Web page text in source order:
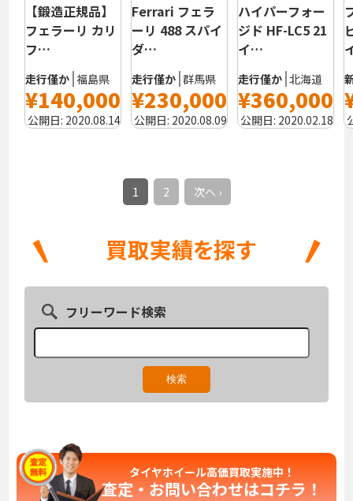
【鍛造正規品】
フェラーリ カリ
フ…
走行僅か 福島県
¥140,000
公開日: 2020.08.14
Ferrari フェラ
ーリ 488 スパイ
ダ…
走行僅か 群馬県
¥230,000
公開日: 2020.08.09
ハイパーフォー
ジド HF-LC5 21
イ…
走行僅か 北海道
¥360,000
公開日: 2020.02.18
1 2 次へ ›
フリーワード検索
タイヤホイール高価買取実施中！
査定・お問い合わせはコチラ！